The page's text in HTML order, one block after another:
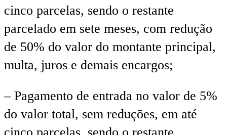
cinco parcelas, sendo o restante
parcelado em sete meses, com redução
de 50% do valor do montante principal,
multa, juros e demais encargos;
– Pagamento de entrada no valor de 5%
do valor total, sem reduções, em até